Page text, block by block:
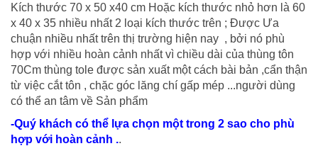
Kích thước 70 x 50 x40 cm Hoặc kích thước nhỏ hơn là 60
x 40 x 35 nhiều nhất 2 loại kích thước trên ; Được Ưa
chuận nhiều nhất trên thị trường hiện nay , bởi nó phù
hợp với nhiều hoàn cảnh nhất vì chiều dài của thùng tôn
70Cm thùng tole được sản xuất một cách bài bản ,cẩn thận
từ việc cắt tôn , chặc góc lăng chí gấp mép ...người dùng
có thể an tâm về Sản phẩm
-Quý khách có thể lựa chọn một trong 2 sao cho phù
hợp với hoàn cảnh ..